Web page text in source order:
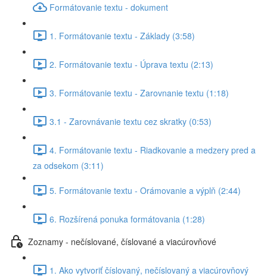
Formátovanie textu - dokument
1. Formátovanie textu - Základy (3:58)
2. Formátovanie textu - Úprava textu (2:13)
3. Formátovanie textu - Zarovnanie textu (1:18)
3.1 - Zarovnávanie textu cez skratky (0:53)
4. Formátovanie textu - Riadkovanie a medzery pred a
za odsekom (3:11)
5. Formátovanie textu - Orámovanie a výplň (2:44)
6. Rozšírená ponuka formátovania (1:28)
Zoznamy - nečíslované, číslované a viacúrovňové
1. Ako vytvoriť číslovaný, nečíslovaný a viacúrovňový